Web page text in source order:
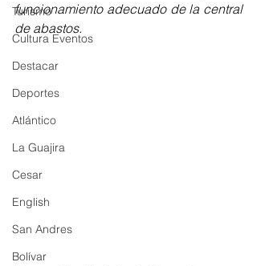
Turismo
Cultura Eventos
Destacar
Deportes
Atlántico
La Guajira
Cesar
English
San Andres
Bolívar
funcionamiento adecuado de la central
de abastos.